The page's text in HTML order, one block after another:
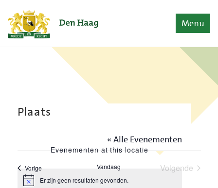
Naar content
Menu
Plaats
« Alle Evenementen
Evenementen at this locatie
BerichtEr zijn geen resultaten gevonden.
VorigeEvenementen Vandaag
Volgende